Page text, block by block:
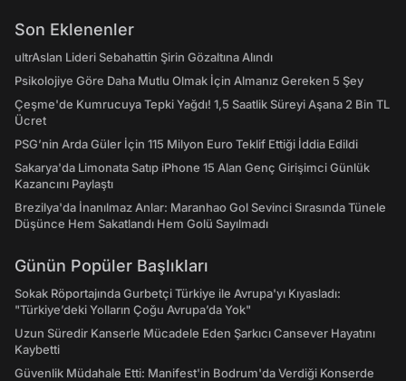
Son Eklenenler
ultrAslan Lideri Sebahattin Şirin Gözaltına Alındı
Psikolojiye Göre Daha Mutlu Olmak İçin Almanız Gereken 5 Şey
Çeşme'de Kumrucuya Tepki Yağdı! 1,5 Saatlik Süreyi Aşana 2 Bin TL
Ücret
PSG’nin Arda Güler İçin 115 Milyon Euro Teklif Ettiği İddia Edildi
Sakarya'da Limonata Satıp iPhone 15 Alan Genç Girişimci Günlük
Kazancını Paylaştı
Brezilya'da İnanılmaz Anlar: Maranhao Gol Sevinci Sırasında Tünele
Düşünce Hem Sakatlandı Hem Golü Sayılmadı
Günün Popüler Başlıkları
Sokak Röportajında Gurbetçi Türkiye ile Avrupa'yı Kıyasladı:
"Türkiye’deki Yolların Çoğu Avrupa’da Yok"
Uzun Süredir Kanserle Mücadele Eden Şarkıcı Cansever Hayatını
Kaybetti
Güvenlik Müdahale Etti: Manifest'in Bodrum'da Verdiği Konserde